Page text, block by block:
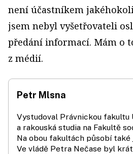
není účastníkem
jsem nebyl vyšetřovateli
předání informací. Mám o
z médií.
Petr Mlsna
Vystudoval Právnickou fakultu
a rakouská studia na Fakultě
Na obou fakultách působí také
Ve vládě Petra Nečase byl